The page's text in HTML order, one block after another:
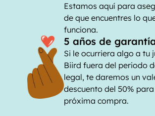
Estamos aquí para
de que encuentres lo
funciona.
5 años de
Si le ocurriera algo a tu
Biird fuera del periodo
legal, te daremos un
descuento del 50%
próxima compra.